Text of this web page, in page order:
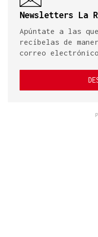
Newsletters La
Apúntate a las
recíbelas de
correo electrónico